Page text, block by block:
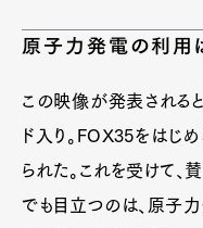
原子力発電の利用
この映像が発表されると
ド入り。FOX35をはじ
られた。これを受けて、
でも目立つのは、原子